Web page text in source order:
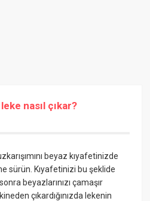
nasıl çıkar?
beyaz kıyafetinizde
sürün. Kıyafetinizi bu şeklide
beyazlarınızı çamaşır
çıkardığınızda lekenin